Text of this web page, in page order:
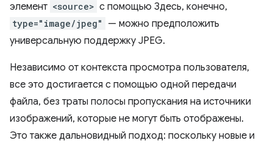
элемент <source> с помощью Здесь, конечно,
type="image/jpeg"
— можно предположить
универсальную поддержку JPEG.
Независимо от контекста просмотра пользователя,
все это достигается с помощью одной передачи
файла, без траты полосы пропускания на источники
изображений, которые не могут быть отображены.
Это также дальновидный подход: поскольку новые и